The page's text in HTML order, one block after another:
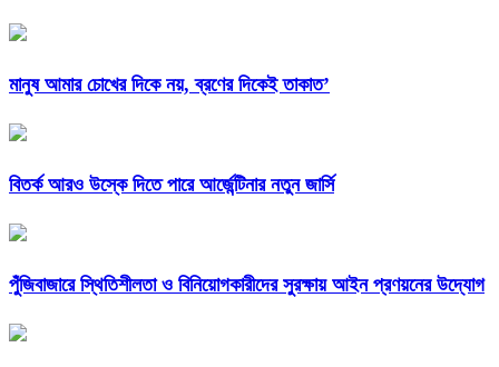
মানুষ আমার চোখের দিকে নয়, ব্রণের দিকেই তাকাত’
বিতর্ক আরও উস্কে দিতে পারে আর্জেন্টিনার নতুন জার্সি
পুঁজিবাজারে স্থিতিশীলতা ও বিনিয়োগকারীদের সুরক্ষায় আইন প্রণয়নের উদ্যোগ